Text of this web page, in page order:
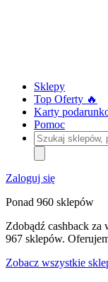
Sklepy
Top Oferty 🔥
Karty
Pomoc
Szukaj
sklepów,
produktów
i
kategorii
Zaloguj się
Ponad 960 sklepów
Zdobądź cashback za
967 sklepów.
Zobacz wszystkie